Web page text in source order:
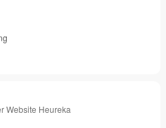
Website Heureka